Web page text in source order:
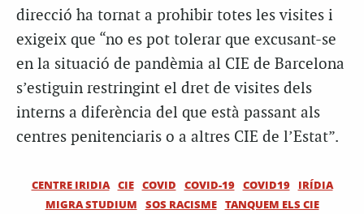
direcció ha tornat a prohibir totes les visites i
exigeix que “no es pot tolerar que excusant-se
en la situació de pandèmia al CIE de Barcelona
s’estiguin restringint el dret de visites dels
interns a diferència del que està passant als
centres penitenciaris o a altres CIE de l’Estat”.
CENTRE IRIDIA CIE COVID COVID-19 COVID19
IRÍDIA
MIGRA STUDIUM
SOS RACISME TANQUEM ELS CIE